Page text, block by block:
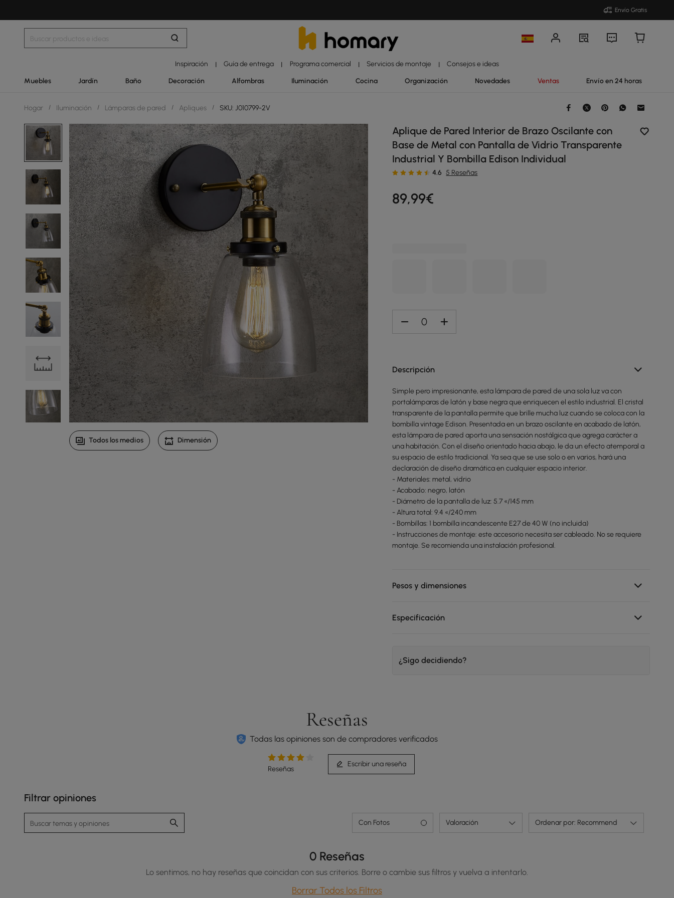
Envío Gratis
Inspiración | Guía de entrega | Programa comercial | Servicios de montaje | Consejos e ideas
Muebles Jardín Baño Decoración Alfombras Iluminación Cocina Organización Novedades Ventas Envío en 24 horas
Hogar / Iluminación / Lámparas de pared / Apliques / SKU: J010799-2V
Aplique de Pared Interior de Brazo Oscilante con
Base de Metal con Pantalla de Vidrio Transparente
Industrial Y Bombilla Edison Individual
4.6 5 Reseñas
89,99€
Descripción
Simple pero impresionante, esta lámpara de pared de una sola luz va con
portalámparas de latón y base negra que enriquecen el estilo industrial. El cristal
transparente de la pantalla permite que brille mucha luz cuando se coloca con la
bombilla vintage Edison. Presentada en un brazo oscilante en acabado de latón,
esta lámpara de pared aporta una sensación nostálgica que agrega carácter a
una habitación. Con el diseño orientado hacia abajo, le da un efecto atemporal a
su espacio de estilo tradicional. Ya sea que se use solo o en varios, hará una
declaración de diseño dramática en cualquier espacio interior.
- Materiales: metal, vidrio
- Acabado: negro, latón
- Diámetro de la pantalla de luz: 5.7 «/145 mm
- Altura total: 9.4 «/240 mm
- Bombillas: 1 bombilla incandescente E27 de 40 W (no incluida)
- Instrucciones de montaje: este accesorio necesita ser cableado. No se requiere
montaje. Se recomienda una instalación profesional.
Pesos y dimensiones
Especificación
¿Sigo decidiendo?
Todos los medios Dimensión
Reseñas
Todas las opiniones son de compradores verificados
Reseñas
Escribir una reseña
Filtrar opiniones
Con Fotos Valoración Ordenar por: Recommend
0 Reseñas
Lo sentimos, no hay reseñas que coincidan con sus criterios. Borre o cambie sus filtros y vuelva a intentarlo.
Borrar Todos los Filtros